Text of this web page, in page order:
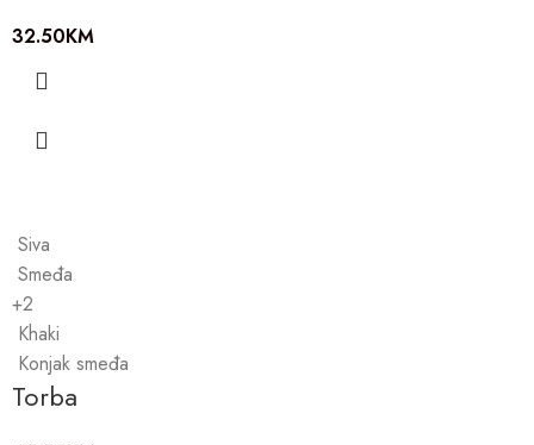
32.50KM
Siva
Smeđa
+2
Khaki
Konjak smeđa
Torba